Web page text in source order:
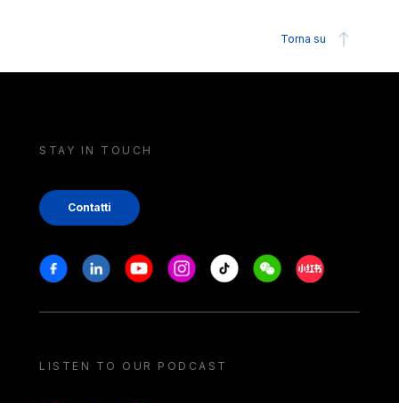
Torna su
STAY IN TOUCH
Contatti
Stay in touch
FacebookLinkedinYoutubeInstagram
Tiktok WeechatXiaohongshu/
LISTEN TO OUR PODCAST